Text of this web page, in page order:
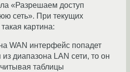
«Разрешаем доступ
сеть». При текущих
картина:
WAN интерфейс попадет
из диапазона LAN сети, то он
таблицы